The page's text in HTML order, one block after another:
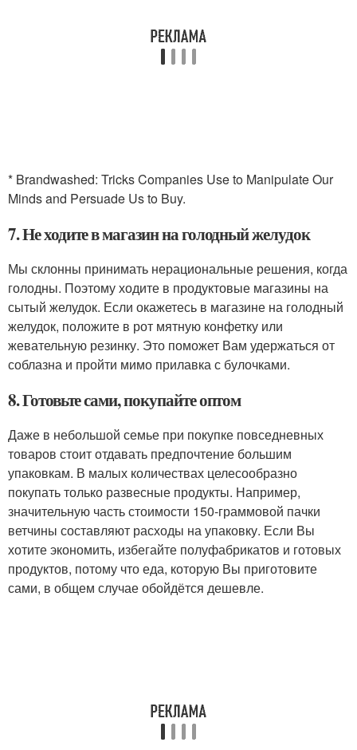
* Brandwashed: Tricks Companies Use to Manipulate Our
Minds and Persuade Us to Buy.
7. Не ходите в магазин на голодный желудок
Мы склонны принимать нерациональные решения, когда
голодны. Поэтому ходите в продуктовые магазины на
сытый желудок. Если окажетесь в магазине на голодный
желудок, положите в рот мятную конфетку или
жевательную резинку. Это поможет Вам удержаться от
соблазна и пройти мимо прилавка с булочками.
8. Готовьте сами, покупайте оптом
Даже в небольшой семье при покупке повседневных
товаров стоит отдавать предпочтение большим
упаковкам. В малых количествах целесообразно
покупать только развесные продукты. Например,
значительную часть стоимости 150-граммовой пачки
ветчины составляют расходы на упаковку. Если Вы
хотите экономить, избегайте полуфабрикатов и готовых
продуктов, потому что еда, которую Вы приготовите
сами, в общем случае обойдётся дешевле.